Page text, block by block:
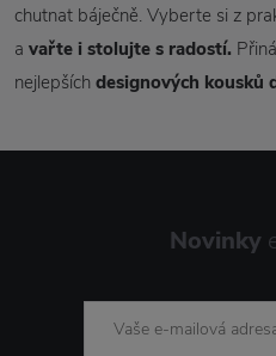
chutnat báječně. Vyberte si z
a vařte i stolujte s radostí.
nejlepších designových kousků
Novinky